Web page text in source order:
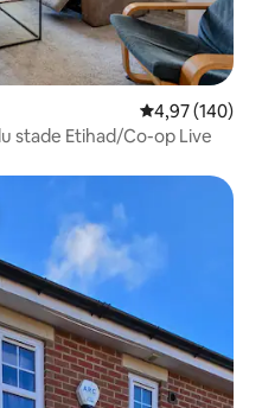
Évaluation
4,97 (140)
stade Etihad/Co-op Live
appréciés